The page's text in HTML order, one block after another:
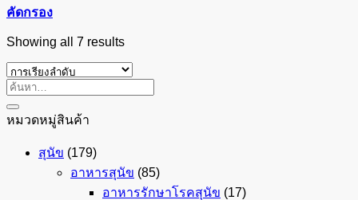
คัดกรอง
Showing all 7 results
ค้นหา:
หมวดหมู่สินค้า
สุนัข (179)
อาหารสุนัข (85)
อาหารรักษาโรคสุนัข (17)